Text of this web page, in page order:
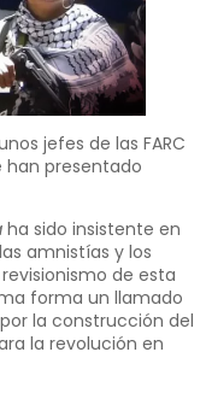
jefes de las FARC
han presentado
ha sido insistente en
amnistías y los
de esta
forma un llamado
la construcción del
la revolución en